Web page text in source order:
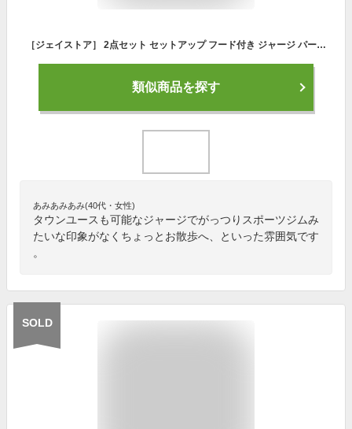
［ジェイストア］ 2点セット セットアップ フード付き ジャージ パーカー 半袖 スポーツ ハーフ ジップ レディース ウインドブレーカー 上下 おおきい サイズ おしゃれ お洒落 かわいい メッシュ カジュアル 普段着 ルームウェア ストレッチ パジャマ 部屋着 フード ジッパー ヨガウェア 動きやすい 夏服 アウトドア アクティブウェア ホワイト ベージュ 2S-J23-WHXL
類似商品を探す
あみあみあみ(40代・女性)
タウンユースも可能なジャージでがっつりスポーツジムみ
たいな印象がなくちょっとお散歩へ、といった雰囲気です
。
SOLD